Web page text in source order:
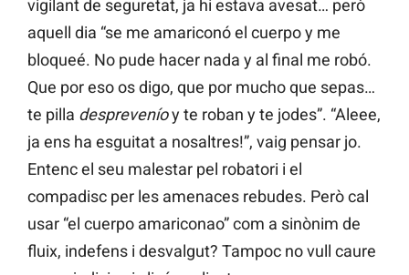
vigilant de seguretat, ja hi estava avesat… però
aquell dia “se me amariconó el cuerpo y me
bloqueé. No pude hacer nada y al final me robó.
Que por eso os digo, que por mucho que sepas…
te pilla despreveníoy te roban y te jodes”. “Aleee,
ja ens ha esguitat a nosaltres!”, vaig pensar jo.
Entenc el seu malestar pel robatori i el
compadisc per les amenaces rebudes. Però cal
usar “el cuerpo amariconao” com a sinònim de
fluix, indefens i desvalgut? Tampoc no vull caure